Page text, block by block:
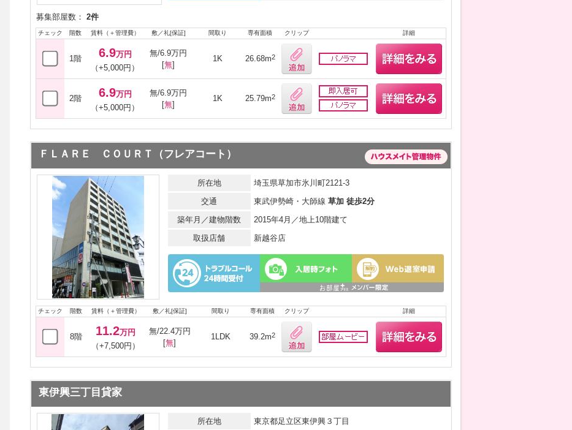
募集部屋数： 2件
チェック 階数 賃料（＋管理費） 敷／礼[保証] 間取り 専有面積 クリップ 詳細
1階 6.9万円
（+5,000円）
無/6.9万円
[無]
1K 26.68m2
2階 6.9万円
（+5,000円）
無/6.9万円
[無]
1K 25.79m2
ＦＬＡＲＥ ＣＯＵＲＴ（フレアコート）
所在地
埼玉県草加市氷川町2121-3
交通
東武伊勢崎・大師線 草加 徒歩2分
築年月／建物階数
2015年4月／地上10階建て
取扱店舗
新越谷店
チェック 階数 賃料（＋管理費） 敷／礼[保証] 間取り 専有面積 クリップ 詳細
8階 11.2万円
（+7,500円）
無/22.4万円
[無]
1LDK 39.2m2
東伊興三丁目貸家
所在地 東京都足立区東伊興３丁目